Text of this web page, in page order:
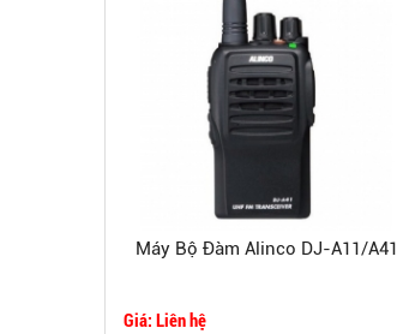
Máy Bộ Đàm Alinco DJ-A11/A41
Giá: Liên hệ